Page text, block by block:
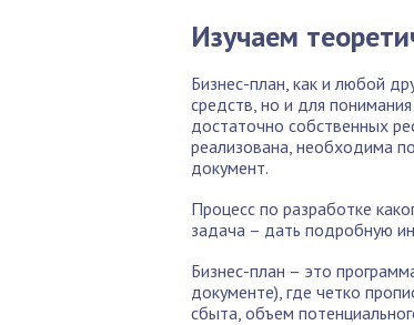
Изучаем
Бизнес-план, как и любой
средств, но и для
достаточно собственных
реализована, необходима
документ.
Процесс по разработке
задача – дать подробную
Бизнес-план – это
документе), где четко
сбыта, объем